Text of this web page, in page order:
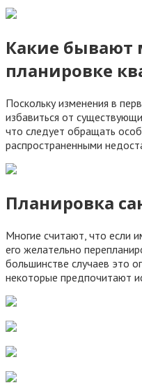
Какие бывают
планировке
Поскольку изменения в
избавиться от
что следует обращать
распространенными
Планировка
Многие считают, что если
его желательно
большинстве случаев это
некоторые предпочитают